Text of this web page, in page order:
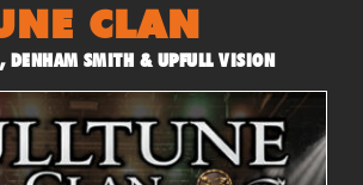
CLAN
SMITH & UPFULL VISION